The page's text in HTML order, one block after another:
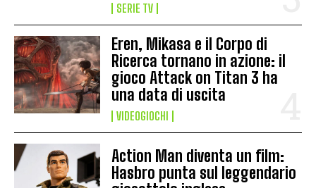
SERIE TV
Eren, Mikasa e il Corpo di
Ricerca tornano in azione: il
gioco Attack on Titan 3 ha
una data di uscita
VIDEOGIOCHI
Action Man diventa un film:
Hasbro punta sul leggendario